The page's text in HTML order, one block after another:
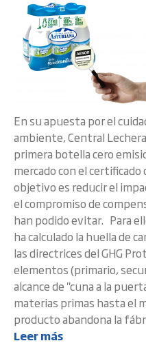
En su apuesta por el
ambiente, Central
primera botella cero
mercado con el certificado
objetivo es reducir el
el compromiso de
han podido evitar. Para
ha calculado la huella de
las directrices del GHG
elementos (primario,
alcance de "cuna a la
materias primas hasta el
producto abandona la
Leer más